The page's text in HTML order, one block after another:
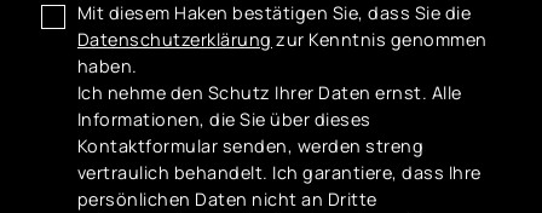
Mit diesem Haken bestätigen Sie, dass Sie die
Datenschutzerklärung zur Kenntnis genommen
haben.
Ich nehme den Schutz Ihrer Daten ernst. Alle
Informationen, die Sie über dieses
Kontaktformular senden, werden streng
vertraulich behandelt. Ich garantiere, dass Ihre
persönlichen Daten nicht an Dritte